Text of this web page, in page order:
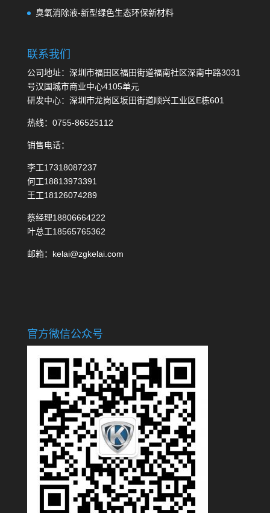
臭氧消除液-新型绿色生态环保新材料
联系我们
公司地址：深圳市福田区福田街道福南社区深南中路3031
号汉国城市商业中心4105单元
研发中心：深圳市龙岗区坂田街道顺兴工业区E栋601
热线：0755-86525112
销售电话：
李工17318087237
何工18813973391
王工18126074289
蔡经理18806664222
叶总工18565765362
邮箱：kelai@zgkelai.com
官方微信公众号